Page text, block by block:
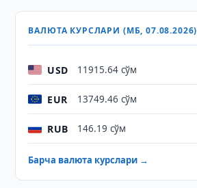
ВАЛЮТА КУРСЛАРИ (МБ, 07.08.2026)
USD 11915.64 сўм
EUR 13749.46 сўм
RUB 146.19 сўм
Барча валюта курслари →